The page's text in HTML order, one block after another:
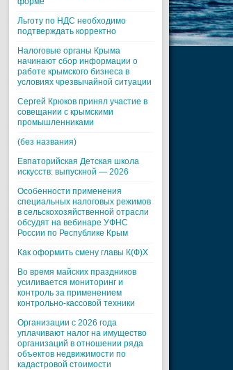
Льготу по НДС необходимо
подтверждать корректно
Налоговые органы Крыма
начинают сбор информации о
работе крымского бизнеса в
условиях чрезвычайной ситуации
Cергей Крюков принял участие в
совещании с крымскими
промышленниками
(без названия)
Евпаторийская Детская школа
искусств: выпускной — 2026
Особенности применения
специальных налоговых режимов
в сельскохозяйственной отрасли
обсудят на вебинаре УФНС
России по Республике Крым
Как оформить смену главы К(Ф)Х
Во время майских праздников
усиливается мониторинг и
контроль за применением
контрольно-кассовой техники
Организации с 2026 года
уплачивают налог на имущество
организаций в отношении ряда
объектов недвижимости по
кадастровой стоимости